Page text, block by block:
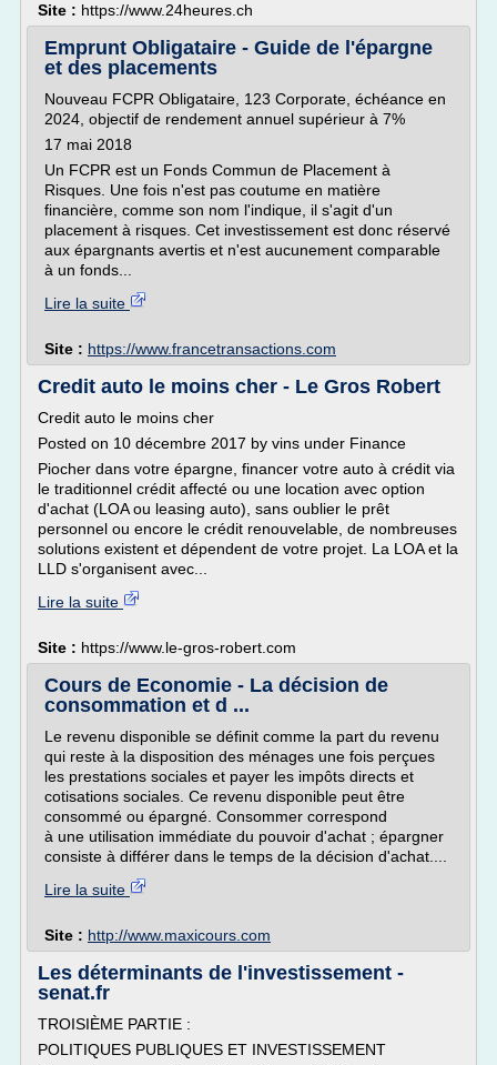
Site : https://www.24heures.ch
Emprunt Obligataire - Guide de l'épargne
et des placements
Nouveau FCPR Obligataire, 123 Corporate, échéance en
2024, objectif de rendement annuel supérieur à 7%
17 mai 2018
Un FCPR est un Fonds Commun de Placement à
Risques. Une fois n'est pas coutume en matière
financière, comme son nom l'indique, il s'agit d'un
placement à risques. Cet investissement est donc réservé
aux épargnants avertis et n'est aucunement comparable
à un fonds...
Lire la suite
Site : https://www.francetransactions.com
Credit auto le moins cher - Le Gros Robert
Credit auto le moins cher
Posted on 10 décembre 2017 by vins under Finance
Piocher dans votre épargne, financer votre auto à crédit via
le traditionnel crédit affecté ou une location avec option
d'achat (LOA ou leasing auto), sans oublier le prêt
personnel ou encore le crédit renouvelable, de nombreuses
solutions existent et dépendent de votre projet. La LOA et la
LLD s'organisent avec...
Lire la suite
Site : https://www.le-gros-robert.com
Cours de Economie - La décision de
consommation et d ...
Le revenu disponible se définit comme la part du revenu
qui reste à la disposition des ménages une fois perçues
les prestations sociales et payer les impôts directs et
cotisations sociales. Ce revenu disponible peut être
consommé ou épargné. Consommer correspond
à une utilisation immédiate du pouvoir d'achat ; épargner
consiste à différer dans le temps de la décision d'achat....
Lire la suite
Site : http://www.maxicours.com
Les déterminants de l'investissement -
senat.fr
TROISIÈME PARTIE :
POLITIQUES PUBLIQUES ET INVESTISSEMENT